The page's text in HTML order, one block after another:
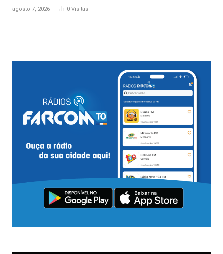
agosto 7, 2026 0 Visitas